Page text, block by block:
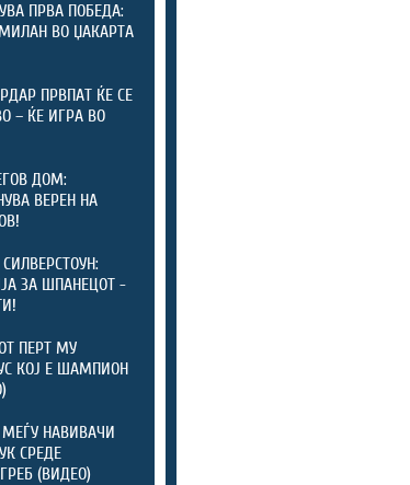
ПРВА ПОБЕДА:
ВО ЏАКАРТА
ПРВПАТ ЌЕ СЕ
– ЌЕ ИГРА ВО
ДОМ:
ВЕРЕН НА
ЗА ШПАНЕЦОТ -
ПЕРТ МУ
КОЈ Е ШАМПИОН
МЕЃУ НАВИВАЧИ
СРЕДЕ
(ВИДЕО)